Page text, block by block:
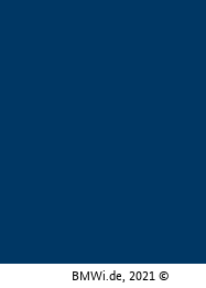
BMWi.de, 2021 ©